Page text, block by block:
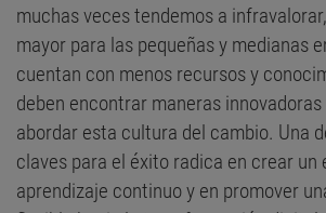
muchas veces tendemos a
mayor para las pequeñas y medianas
cuentan con menos recursos y
deben encontrar maneras
abordar esta cultura del cambio. Una
claves para el éxito radica en crear un
aprendizaje continuo y en promover